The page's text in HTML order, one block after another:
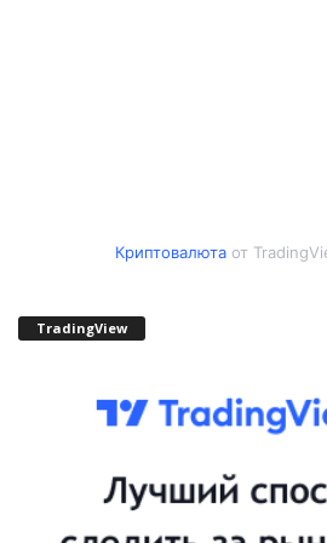
Криптовалютаот
TradingView